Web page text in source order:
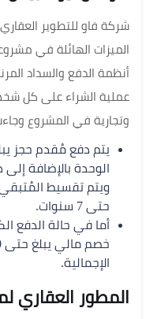
شركة فاو للتطوير
الميزات الهائلة في
أنظمة الدفع والسداد
عملية الشراء على كل
وتجارية في المشروع
ويتم تقسيط
حتى 7 سنوات.
أما في حالة الدفع
الإجمالية.
المطور